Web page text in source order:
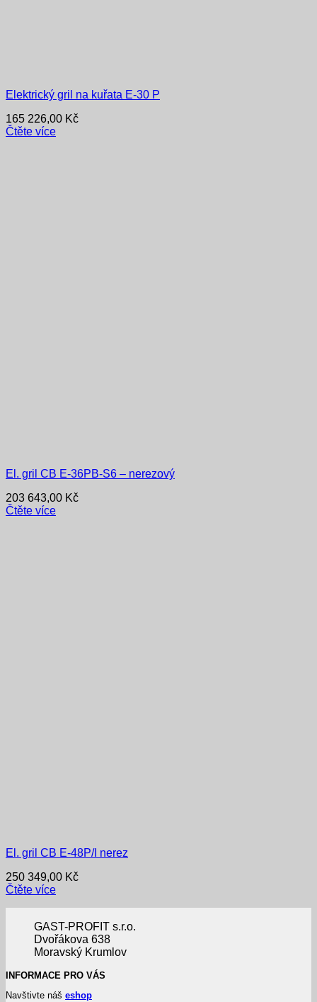
Elektrický gril na kuřata E-30 P
165 226,00 Kč
Čtěte více
El. gril CB E-36PB-S6 – nerezový
203 643,00 Kč
Čtěte více
El. gril CB E-48P/I nerez
250 349,00 Kč
Čtěte více
GAST-PROFIT s.r.o.
Dvořákova 638
Moravský Krumlov
INFORMACE PRO VÁS
Navštivte náš eshop